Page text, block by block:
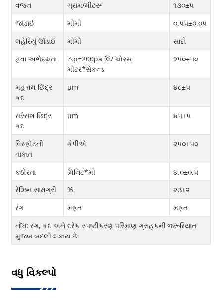
વજન
ગ્રામ/મીટર²
૧૩૦±૫
જાડાઈ
મીમી
૦.૫૫±૦.૦૫
લહેરિયું ઊંડાઈ
મીમી
સાદો
હવા અભેદ્યતા
△p=200pa લિ/ ચોરસ
મીટર*સેકન્ડ
૨૫૦±૫૦
મહત્તમ છિદ્ર
કદ
μm ૪૮±૫
સરેરાશ છિદ્ર
કદ
μm ૪૫±૫
વિસ્ફોટની
તાકાત
કેપીએ ૨૫૦±૫૦
કઠોરતા મિનિટ*મી
૪.૦±૦.૫
રેઝિન સામગ્રી
%
૨૩±૨
રંગ
મફત
મફત
નોંધ: રંગ, કદ અને દરેક સ્પષ્ટીકરણ પરિમાણ ગ્રાહકની જરૂરિયાત
મુજબ બદલી શકાય છે.
વધુ વિકલ્પો